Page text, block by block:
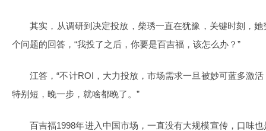
其实，从调研到决定投放，柴琇一直在犹豫，关键时刻，她
个问题的回答，“我投了之后，你要是百吉福，该怎么办？”
江答，“不计ROI，大力投放，市场需求一旦被妙可蓝多激活
特别短，晚一步，就啥都晚了。”
百吉福1998年进入中国市场，一直没有大规模宣传，口味也